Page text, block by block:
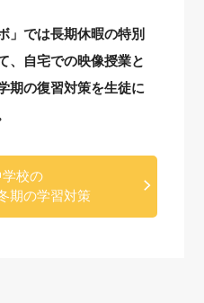
」では長期休暇の特別
、自宅での映像授業と
期の復習対策を生徒に
校の
期の学習対策